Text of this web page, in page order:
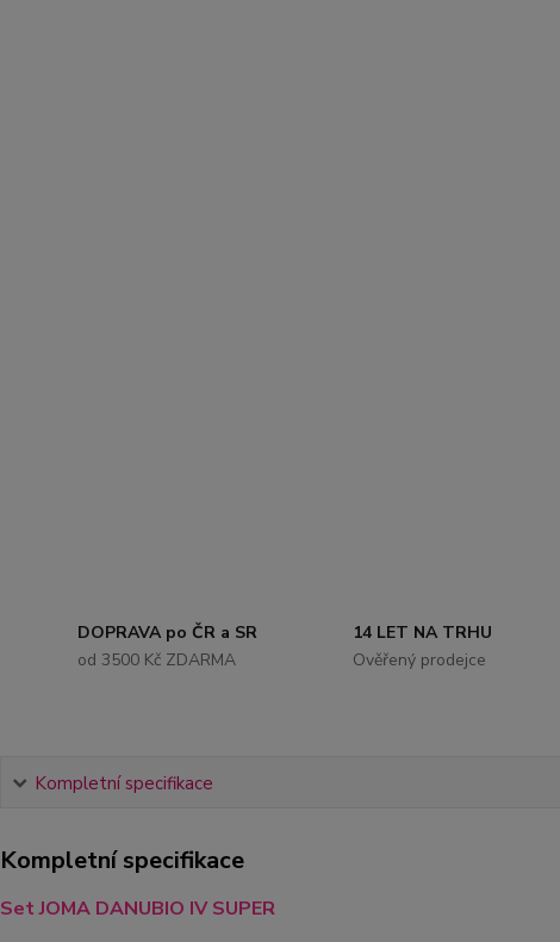
DOPRAVA po ČR a SR
od 3500 Kč ZDARMA
14 LET NA TRHU
Ověřený prodejce
Kompletní specifikace
Kompletní specifikace
Set JOMA DANUBIO IV SUPER